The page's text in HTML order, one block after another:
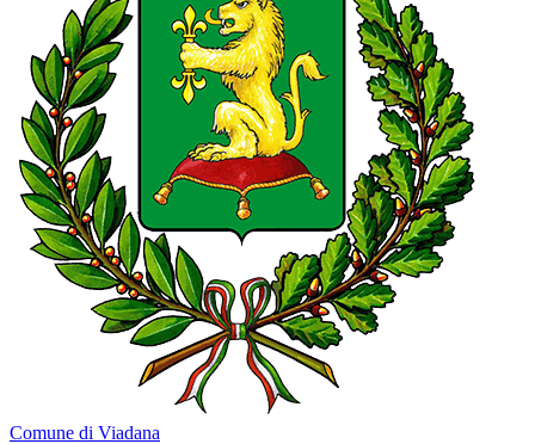
Comune di Viadana